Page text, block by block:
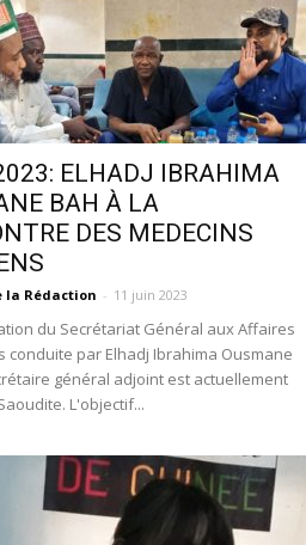
ELHADJ IBRAHIMA
BAH À LA
DES MEDECINS
la Rédaction - 11 juin 2023
du Secrétariat Général aux Affaires
conduite par Elhadj Ibrahima Ousmane
général adjoint est actuellement
L'objectif...